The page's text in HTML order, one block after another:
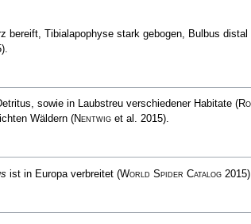
bereift, Tibialapophyse stark gebogen, Bulbus
.
sowie in Laubstreu verschiedener Habitate (
Wäldern (Nentwiget al. 2015).
ist in Europa verbreitet (World Spider Catalog2015).